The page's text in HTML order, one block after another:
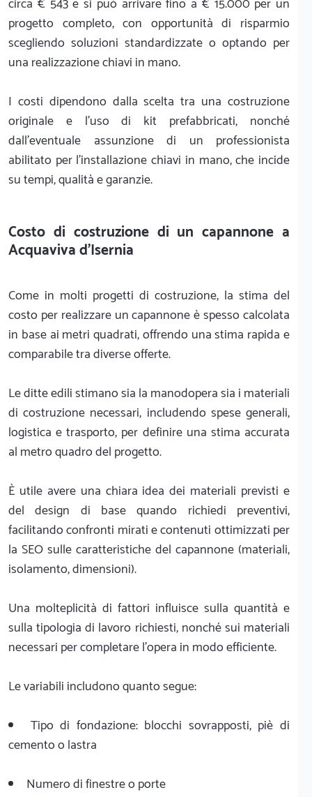
progetto completo, con opportunità di risparmio
scegliendo soluzioni standardizzate o optando per
una realizzazione chiavi in mano.
I costi dipendono dalla scelta tra una costruzione
originale e l'uso di kit prefabbricati, nonché
dall'eventuale assunzione di un professionista
abilitato per l'installazione chiavi in mano, che incide
su tempi, qualità e garanzie.
Costo di costruzione di un capannone a
Acquaviva d'Isernia
Come in molti progetti di costruzione, la stima del
costo per realizzare un capannone è spesso calcolata
in base ai metri quadrati, offrendo una stima rapida e
comparabile tra diverse offerte.
Le ditte edili stimano sia la manodopera sia i materiali
di costruzione necessari, includendo spese generali,
logistica e trasporto, per definire una stima accurata
al metro quadro del progetto.
È utile avere una chiara idea dei materiali previsti e
del design di base quando richiedi preventivi,
facilitando confronti mirati e contenuti ottimizzati per
la SEO sulle caratteristiche del capannone (materiali,
isolamento, dimensioni).
Una molteplicità di fattori influisce sulla quantità e
sulla tipologia di lavoro richiesti, nonché sui materiali
necessari per completare l'opera in modo efficiente.
Le variabili includono quanto segue:
Tipo di fondazione: blocchi sovrapposti, piè di
cemento o lastra
Numero di finestre o porte